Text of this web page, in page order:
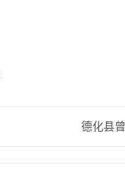
德化县